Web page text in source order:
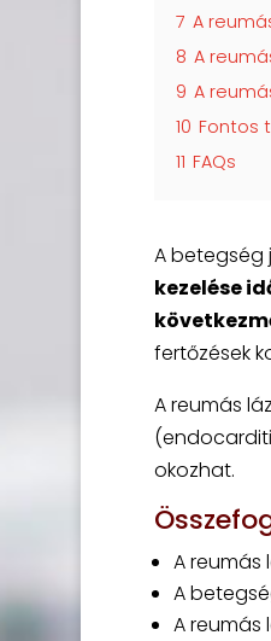
7 A
8 A
9 A
10 Fontos
11 FAQs
A betegség
kezelése
fertőzések
A reumás
okozhat.
A
A
A